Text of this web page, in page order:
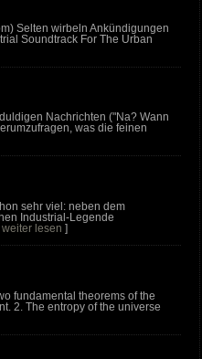
Selten wirbeln Ankündigungen
Soundtrack For The Urban
Nachrichten ("Na? Wann
was die feinen
sehr viel: neben dem
Industrial-Legende
weiter lesen ]
fundamental theorems of the
2. The entropy of the universe